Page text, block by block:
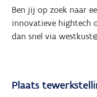
Ben jij op zoek naar
innovatieve hightech
dan snel via
Plaats